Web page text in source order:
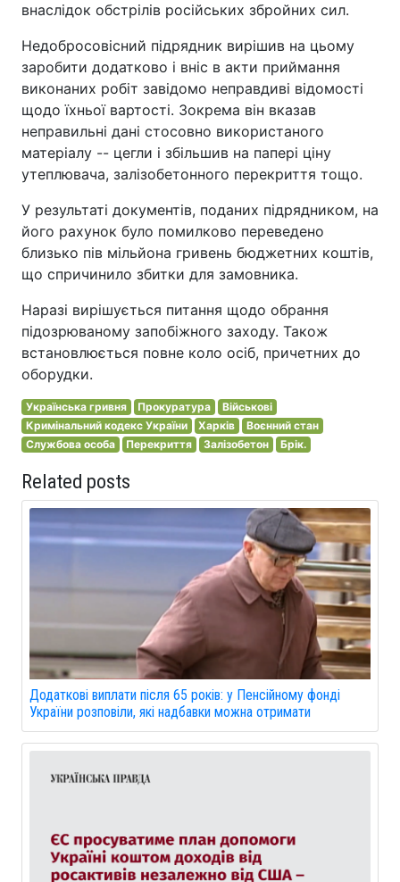
внаслідок обстрілів російських збройних сил.
Недобросовісний підрядник вирішив на цьому
заробити додатково і вніс в акти приймання
виконаних робіт завідомо неправдиві відомості
щодо їхньої вартості. Зокрема він вказав
неправильні дані стосовно використаного
матеріалу -- цегли і збільшив на папері ціну
утеплювача, залізобетонного перекриття тощо.
У результаті документів, поданих підрядником, на
його рахунок було помилково переведено
близько пів мільйона гривень бюджетних коштів,
що спричинило збитки для замовника.
Наразі вирішується питання щодо обрання
підозрюваному запобіжного заходу. Також
встановлюється повне коло осіб, причетних до
оборудки.
Українська гривня Прокуратура
Військові
Кримінальний кодекс України
Харків
Воєнний стан
Службова особа
Перекриття Залізобетон Брік.
Related posts
Додаткові виплати після 65 років: у Пенсійному фонді
України розповіли, які надбавки можна отримати